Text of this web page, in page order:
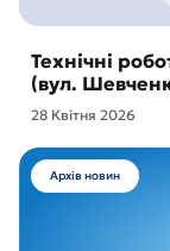
Технічні
(вул.
28 Квітня 2026
Архів новин